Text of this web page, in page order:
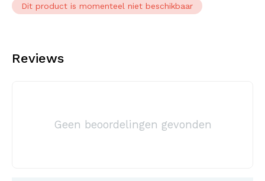
Dit product is momenteel niet beschikbaar
Reviews
Geen beoordelingen gevonden